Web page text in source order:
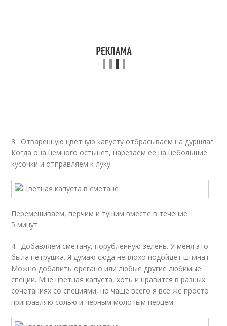
3. Отваренную цветную капусту отбрасываем на дуршлаг.
Когда она немного остынет, нарезаем ее на небольшие
кусочки и отправляем к луку.
Перемешиваем, перчим и тушим вместе в течение
5 минут.
4. Добавляем сметану, порубленную зелень. У меня это
была петрушка. Я думаю сюда неплохо подойдет шпинат.
Можно добавить орегано или любые другие любимые
специи. Мне цветная капуста, хоть и нравится в разных
сочетаниях со специями, но чаще всего я все же просто
приправляю солью и черным молотым перцем.